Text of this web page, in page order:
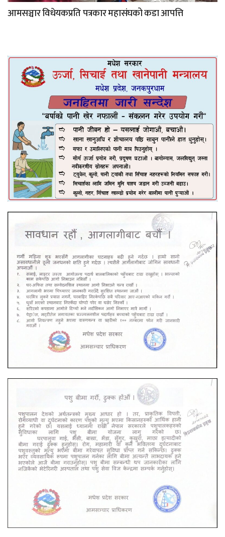
आमसञ्चार विधेयकप्रति पत्रकार महासंघको कडा आपत्ति